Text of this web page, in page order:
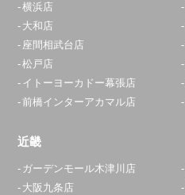
横浜店
大和店
座間相武台店
松戸店
イトーヨーカドー幕張店
前橋インターアカマル店
近畿
ガーデンモール木津川店
大阪九条店